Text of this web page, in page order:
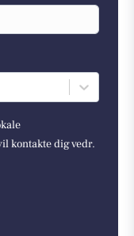
kontakte dig vedr.